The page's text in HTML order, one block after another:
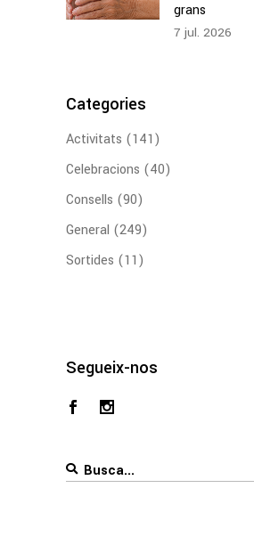
grans
7 jul. 2026
Categories
Activitats (141)
Celebracions (40)
Consells (90)
General (249)
Sortides (11)
Segueix-nos
Search